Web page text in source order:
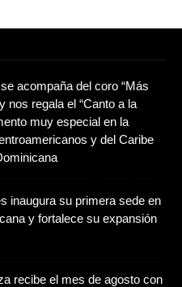
acompaña del coro “Más
nos regala el “Canto a la
muy especial en la
y del Caribe
inaugura su primera sede en
y fortalece su expansión
recibe el mes de agosto con